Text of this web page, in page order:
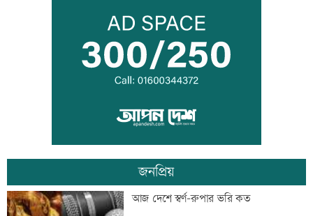
আজ দেশে স্বর্ণের দাম বাড়ল নাকি কমল
হৃদয় ঝড়ে এলপিএলের ফাইনালে জাফনা
বিশ্বজুড়ে হঠাৎ বন্ধ হাজারো হোয়াটসঅ্যাপ
অ্যাকাউন্ট
জনপ্রিয়
আজ দেশে স্বর্ণ-রুপার ভরি কত